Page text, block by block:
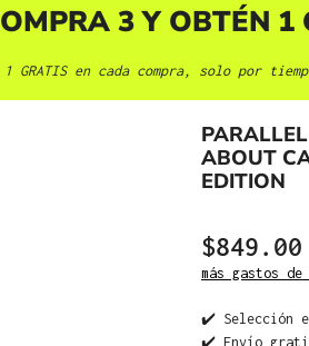
3 Y OBTÉN 1
GRATIS en cada compra, solo por
ABOUT
EDITION
$849.00
más gastos
✔️ Selección
✔️ Envío gratis